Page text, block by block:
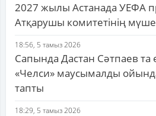
2027 жылы Астанада УЕФА
Атқарушы комитетінің
18:56, 5 тамыз 2026
Сапында Дастан Сәтпаев та
«Челси» маусымалды
тапты
18:29, 5 тамыз 2026